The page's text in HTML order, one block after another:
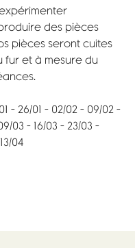
des pièces
pièces seront cuites
et à mesure du
– 26/01 – 02/02 – 09/02 –
– 16/03 – 23/03 –
04